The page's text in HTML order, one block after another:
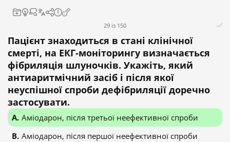
29 із 150
Пацієнт знаходиться в стані клінічної
смерті, на ЕКГ-моніторингу визначається
фібриляція шлуночків. Укажіть, який
антиаритмічний засіб і після якої
неуспішної спроби дефібриляції доречно
застосувати.
Аміодарон, після третьої неефективної спроби
Аміодарон, після першої неефективної спроби